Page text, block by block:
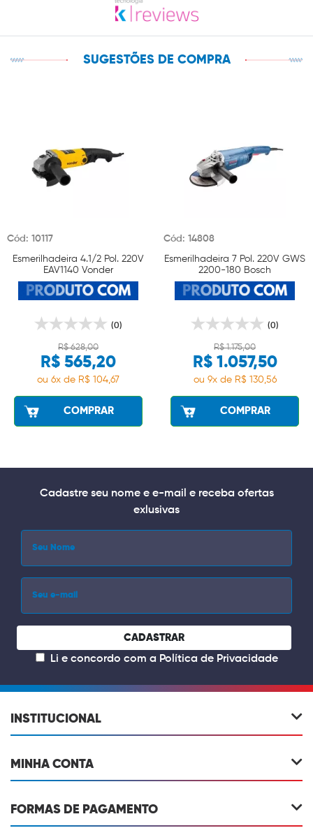
SUGESTÕES DE COMPRA
Cód: 10117
Esmerilhadeira 4.1/2 Pol. 220V
EAV1140 Vonder
(0)
R$ 628,00
R$ 565,20
ou 6x de R$ 104,67
COMPRAR
Cód: 14808
Esmerilhadeira 7 Pol. 220V GWS
2200-180 Bosch
(0)
R$ 1.175,00
R$ 1.057,50
ou 9x de R$ 130,56
COMPRAR
Cadastre seu nome e e-mail e receba ofertas
exlusivas
CADASTRAR
Li e concordo com a Política de Privacidade
INSTITUCIONAL
MINHA CONTA
FORMAS DE PAGAMENTO